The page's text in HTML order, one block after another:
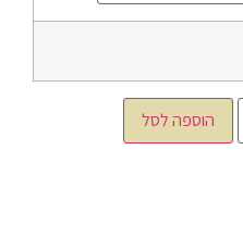
הוספה לסל